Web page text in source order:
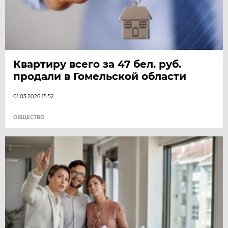
Квартиру всего за 47 бел. руб.
продали в Гомельской области
01.03.2026 15:52
ОБЩЕСТВО